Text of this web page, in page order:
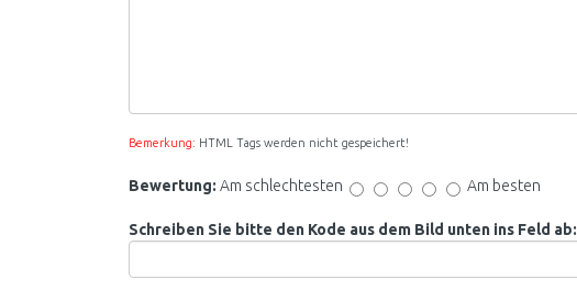
Bemerkung: HTML Tags werden nicht gespeichert!
Bewertung: Am schlechtesten Am besten
Schreiben Sie bitte den Kode aus dem Bild unten ins Feld ab: